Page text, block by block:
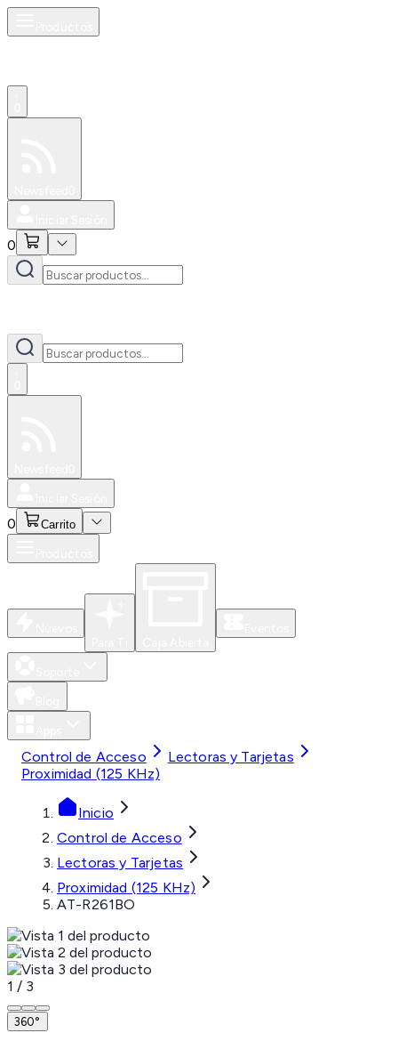
0
0 Carrito
Control de Acceso
Lectoras y Tarjetas
Proximidad (125 KHz)
Inicio
Control de Acceso
Lectoras y Tarjetas
Proximidad (125 KHz)
AT-R261BO
1 / 3
360°